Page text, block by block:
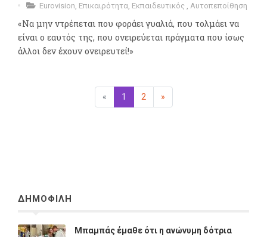
Eurovision Επικαιρότητα Εκπαιδευτικός Αυτοπεποίθηση
«Να μην ντρέπεται που φοράει γυαλιά, που τολμάει να
είναι ο εαυτός της, που ονειρεύεται πράγματα που ίσως
άλλοι δεν έχουν ονειρευτεί!»
« Προηγούμενη
1 (επιλεγμένη)
2 »
ΔΗΜΟΦΙΛΗ
Μπαμπάς έμαθε ότι η ανώνυμη δότρια